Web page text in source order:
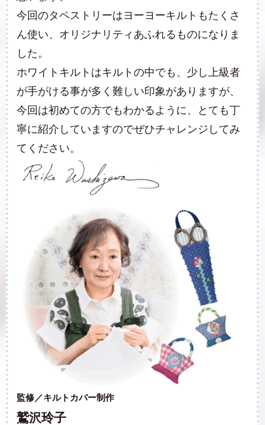
今回のタペストリーはヨーヨーキルトもたくさ
ん使い、オリジナリティあふれるものになりま
した。
ホワイトキルトはキルトの中でも、少し上級者
が手がける事が多く難しい印象がありますが、
今回は初めての方でもわかるように、とても丁
寧に紹介していますのでぜひチャレンジしてみ
てください。
監修／キルトカバー制作
鷲沢玲子